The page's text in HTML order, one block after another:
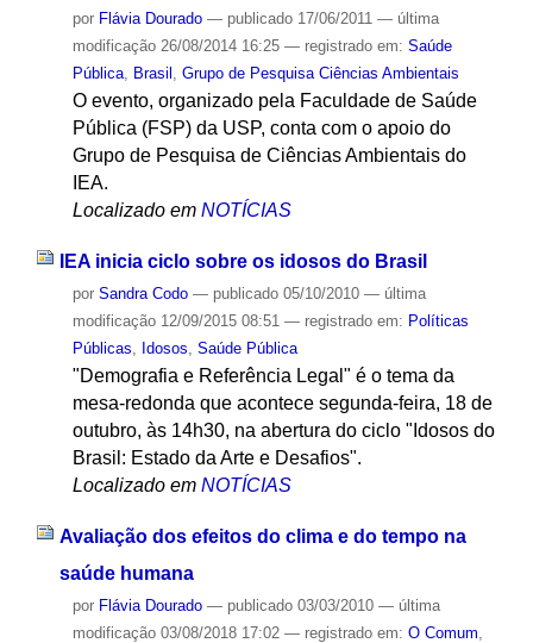
por Flávia Dourado — publicado17/06/2011 — última
modificação26/08/2014 16:25 — registrado em: Saúde
Pública, Brasil , Grupo de Pesquisa Ciências Ambientais
O evento, organizado pela Faculdade de Saúde
Pública (FSP) da USP, conta com o apoio do
Grupo de Pesquisa de Ciências Ambientais do
IEA.
Localizado em NOTÍCIAS
IEA inicia ciclo sobre os idosos do Brasil
por Sandra Codo — publicado05/10/2010 — última
modificação12/09/2015 08:51 — registrado em: Políticas
Públicas
Idosos Saúde Pública
"Demografia e Referência Legal" é o tema da
mesa-redonda que acontece segunda-feira, 18 de
outubro, às 14h30, na abertura do ciclo "Idosos do
Brasil: Estado da Arte e Desafios".
Localizado em NOTÍCIAS
Avaliação dos efeitos do clima e do tempo na
saúde humana
por Flávia Dourado — publicado03/03/2010 — última
modificação03/08/2018 17:02 — registrado em: O Comum